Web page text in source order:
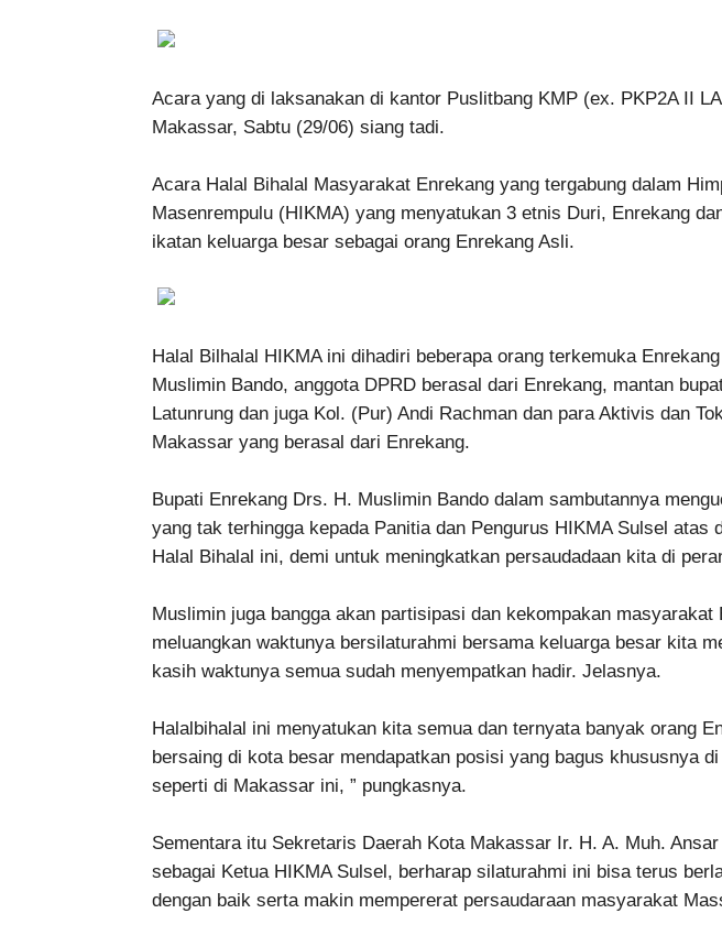
Acara yang di laksanakan di kantor Puslitbang KMP (ex. PKP2A II
Makassar, Sabtu (29/06) siang tadi.
Acara Halal Bihalal Masyarakat Enrekang yang tergabung dalam
Masenrempulu (HIKMA) yang menyatukan 3 etnis Duri, Enrekang
ikatan keluarga besar sebagai orang Enrekang Asli.
Halal Bilhalal HIKMA ini dihadiri beberapa orang terkemuka
Muslimin Bando, anggota DPRD berasal dari Enrekang, mantan
Latunrung dan juga Kol. (Pur) Andi Rachman dan para Aktivis dan
Makassar yang berasal dari Enrekang.
Bupati Enrekang Drs. H. Muslimin Bando dalam sambutannya
yang tak terhingga kepada Panitia dan Pengurus HIKMA Sulsel atas
Halal Bihalal ini, demi untuk meningkatkan persaudadaan kita di
Muslimin juga bangga akan partisipasi dan kekompakan masyarakat
meluangkan waktunya bersilaturahmi bersama keluarga besar kita
kasih waktunya semua sudah menyempatkan hadir. Jelasnya.
Halalbihalal ini menyatukan kita semua dan ternyata banyak orang
bersaing di kota besar mendapatkan posisi yang bagus khususnya
seperti di Makassar ini, ” pungkasnya.
Sementara itu Sekretaris Daerah Kota Makassar Ir. H. A. Muh.
sebagai Ketua HIKMA Sulsel, berharap silaturahmi ini bisa terus
dengan baik serta makin mempererat persaudaraan masyarakat